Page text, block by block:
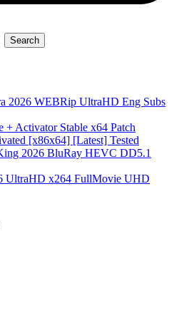
Search
2026 WEBRip UltraHD Eng Subs
+ Activator Stable x64 Patch
[x86x64] [Latest] Tested
2026 BluRay HEVC DD5.1
UltraHD x264 FullMovie UHD